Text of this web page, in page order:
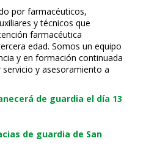
por farmacéuticos,
y técnicos que
farmacéutica
edad. Somos un equipo
y en formación continuada
y asesoramiento a
de guardia el día 13
de guardia de San